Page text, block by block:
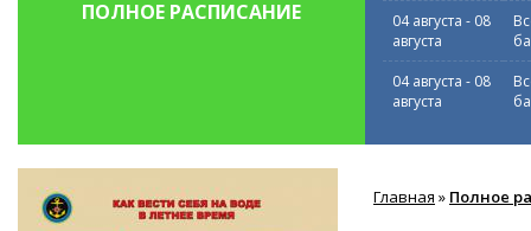
ПОЛНОЕ РАСПИСАНИЕ
04 августа - 08
августа
04 августа - 08
августа
здесь
Главная » Полное